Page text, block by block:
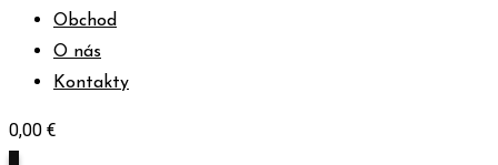
Obchod
O nás
Kontakty
0,00 €